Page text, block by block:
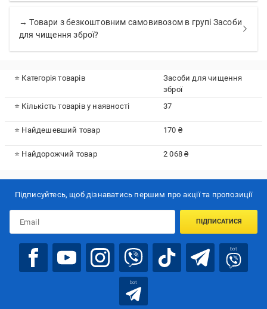
→ Товари з безкоштовним самовивозом в групі Засоби
для чищення зброї?
⭐ Категорія товарів
Засоби для чищення
зброї
⭐ Кількість товарів у наявності
37
⭐ Найдешевший товар 170 ₴
⭐ Найдорожчий товар 2 068 ₴
Підписуйтесь, щоб дізнаватись першим про акції та пропозиції
ПІДПИСАТИСЯ
bot
bot